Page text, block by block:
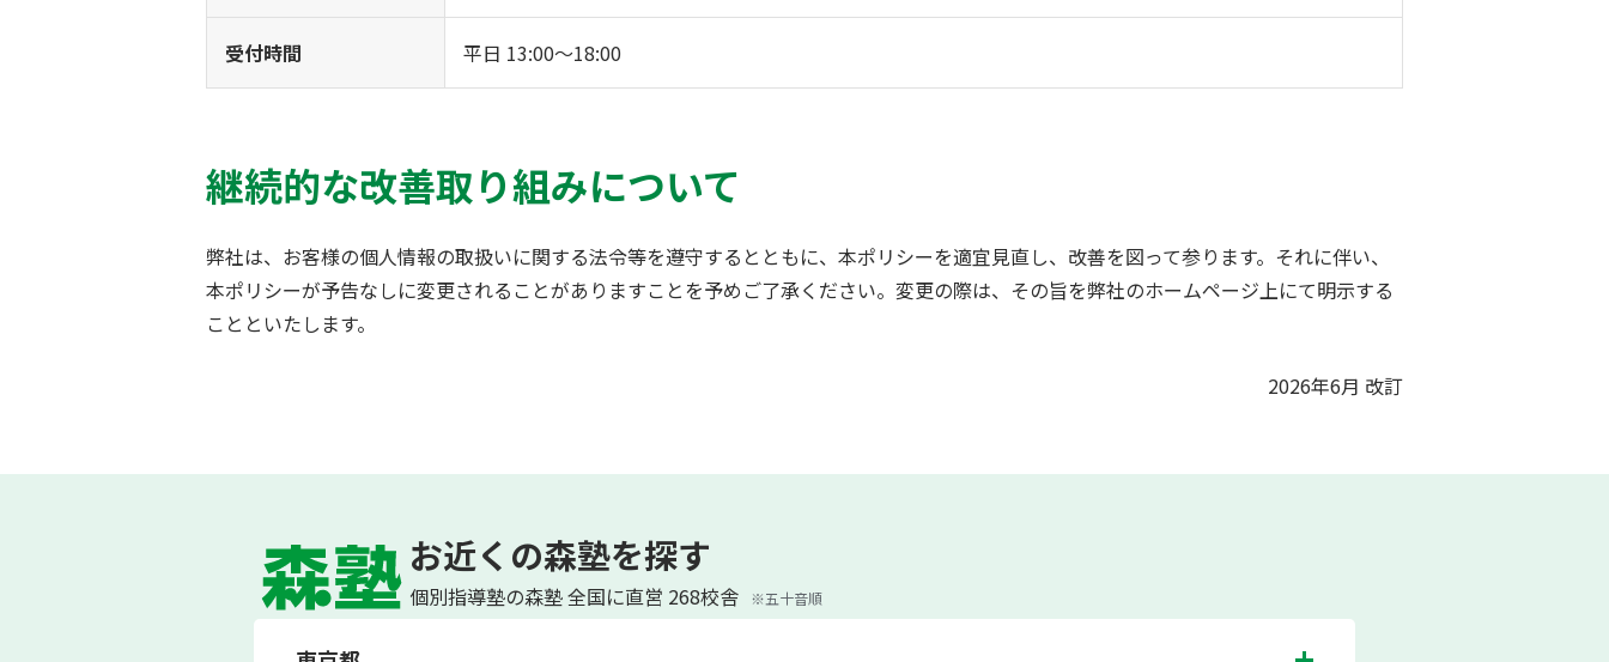
受付時間 平日 13:00〜18:00
継続的な改善取り組みについて
弊社は、お客様の個人情報の取扱いに関する法令等を遵守するとともに、本ポリシーを適宜見直し、改善を図って参ります。それに伴い、
本ポリシーが予告なしに変更されることがありますことを予めご了承ください。変更の際は、その旨を弊社のホームページ上にて明示する
ことといたします。
2026年6月 改訂
お近くの森塾を探す
個別指導塾の森塾 全国に直営 268校舎 ※五十音順